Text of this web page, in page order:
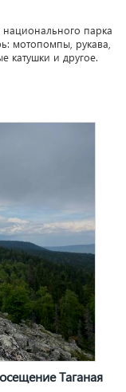
парка
мотопомпы, рукава,
катушки и другое.
Таганая